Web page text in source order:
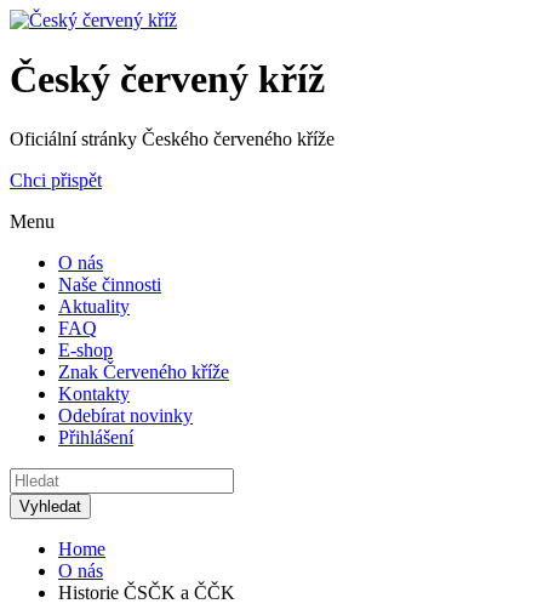
Český červený kříž
Oficiální stránky Českého červeného kříže
Chci přispět
Menu
O nás
Naše činnosti
Aktuality
FAQ
E-shop
Znak Červeného kříže
Kontakty
Odebírat novinky
Přihlášení
Home
O nás
Historie ČSČK a ČČK